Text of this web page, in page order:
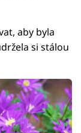
aby byla
si stálou